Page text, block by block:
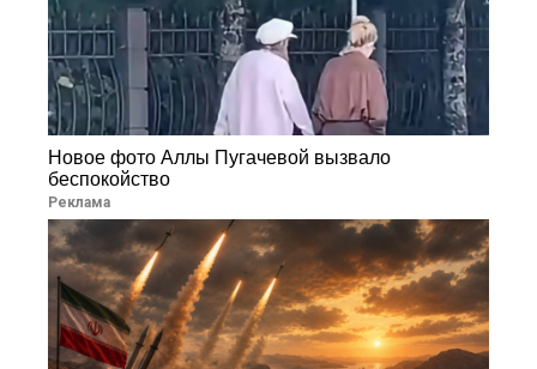
Новое фото Аллы Пугачевой вызвало
беспокойство
Реклама